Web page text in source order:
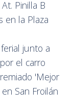
Pinilla B
en la Plaza
junto a
el carro
'Mejor
San Froilán